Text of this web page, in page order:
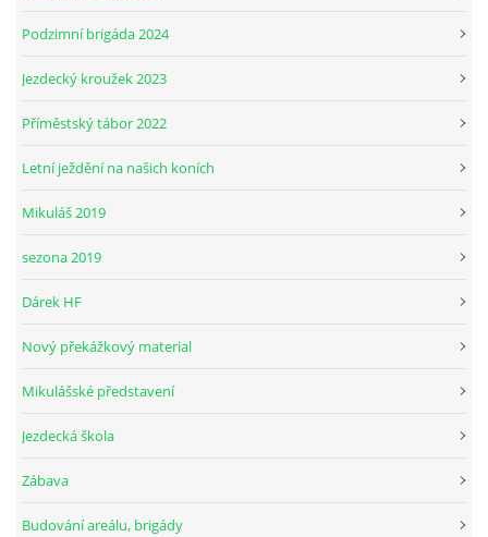
VELKÝ PÁTEK-18.4 KROUŽEK BUDE NORMÁLNĚ PROBÍHAT
PRAZDNINOVÝ KROUŽEK
Podzimní brigáda 2024
Jezdecký kroužek 2023
Příměstský tábor 2022
Letní ježdění na našich koních
Mikuláš 2019
sezona 2019
Dárek HF
Nový překážkový material
Mikulášské představení
Jezdecká škola
Zábava
Budování areálu, brigády